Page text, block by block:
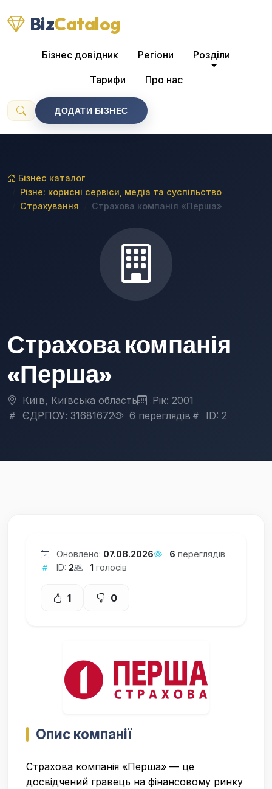
BizCatalog
Бізнес довідник Регіони Розділи
Тарифи Про нас
ДОДАТИ БІЗНЕС
Бізнес каталог
Різне: корисні сервіси, медіа та суспільство
Страхування
Страхова компанія «Перша»
Страхова компанія
«Перша»
Київ, Київська область
Рік: 2001
ЄДРПОУ: 31681672
6 переглядів ID: 2
Оновлено: 07.08.2026 6 переглядів
ID: 2 1 голосів
1 0
Опис компанії
Страхова компанія «Перша» — це
досвідчений гравець на фінансовому ринку